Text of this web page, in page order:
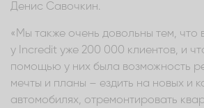
Денис Савочкин.
«Мы также очень довольны тем, что
у Incredit уже 200 000 клиентов, и
помощью у них была возможность
мечты и планы – ездить на новых и
автомобилях, отремонтировать